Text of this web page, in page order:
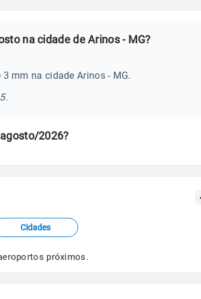
na cidade de Arinos - MG?
mm na cidade Arinos - MG.
2026?
Cidades
próximos.